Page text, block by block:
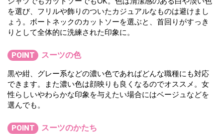
を選び、フリルや飾りのついたカジュアルなものは避けまし
ょう。ボートネックのカットソーを選ぶと、首回りがすっき
りとして全体的に洗練された印象に。
POINT スーツの色
黒や紺、グレー系などの濃い色であればどんな職種にも対応
できます。また濃い色は顔映りも良くなるのでオススメ。女
性らしいやわらかな印象を与えたい場合にはベージュなどを
選んでも。
POINT スーツのかたち